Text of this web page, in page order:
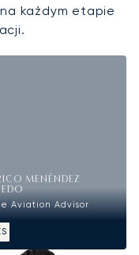
każdym etapie
MENÉNDEZ
Aviation Advisor